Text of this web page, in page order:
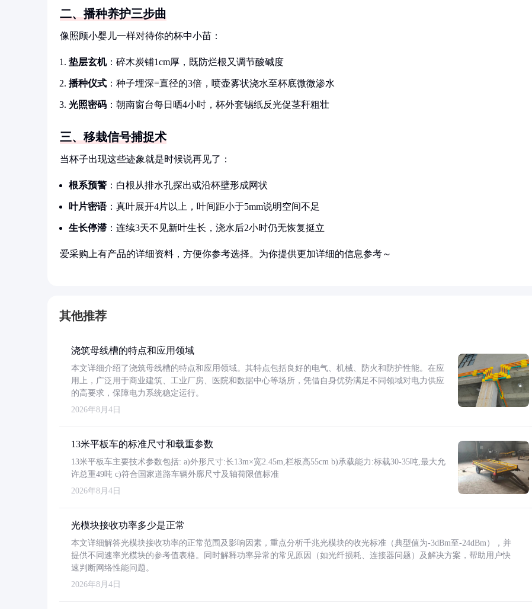
二、播种养护三步曲
像照顾小婴儿一样对待你的杯中小苗：
垫层玄机：碎木炭铺1cm厚，既防烂根又调节酸碱度
播种仪式 ：种子埋深=直径的3倍，喷壶雾状浇水至杯底微微渗水
光照密码 ：朝南窗台每日晒4小时，杯外套锡纸反光促茎秆粗壮
三、移栽信号捕捉术
当杯子出现这些迹象就是时候说再见了：
根系预警 ：白根从排水孔探出或沿杯壁形成网状
叶片密语：真叶展开4片以上，叶间距小于5mm说明空间不足
生长停滞 ：连续3天不见新叶生长，浇水后2小时仍无恢复挺立
爱采购上有产品的详细资料，方便你参考选择。为你提供更加详细的信息参考～
其他推荐
浇筑母线槽的特点和应用领域
本文详细介绍了浇筑母线槽的特点和应用领域。其特点包括良好的电气、机械、防火和防护性能。在应
用上，广泛用于商业建筑、工业厂房、医院和数据中心等场所，凭借自身优势满足不同领域对电力供应
的高要求，保障电力系统稳定运行。
2026年8月4日
13米平板车的标准尺寸和载重参数
13米平板车主要技术参数包括: a)外形尺寸:长13m×宽2.45m,栏板高55cm b)承载能力:标载30-35吨,最大允
许总重49吨 c)符合国家道路车辆外廓尺寸及轴荷限值标准
2026年8月4日
光模块接收功率多少是正常
本文详细解答光模块接收功率的正常范围及影响因素，重点分析千兆光模块的收光标准（典型值为-3dBm至-24dBm），并
提供不同速率光模块的参考值表格。同时解释功率异常的常见原因（如光纤损耗、连接器问题）及解决方案，帮助用户快
速判断网络性能问题。
2026年8月4日